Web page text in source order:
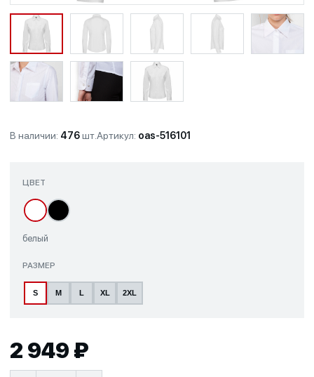
В наличии: 476шт.Артикул: oas-516101
ЦВЕТ
белый
РАЗМЕР
S M L XL 2XL
2 949 ₽